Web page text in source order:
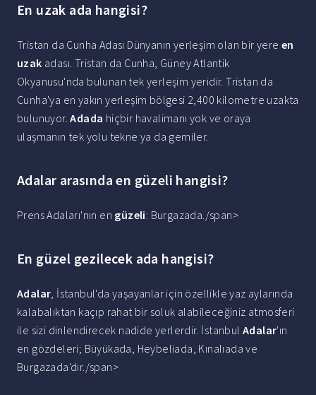
En uzak ada hangisi?
Tristan da Cunha Adası Dünyanın yerleşim olan bir yere en
uzak adası. Tristan da Cunha, Güney Atlantik
Okyanusu'nda bulunan tek yerleşim yeridir. Tristan da
Cunha'ya en yakın yerleşim bölgesi 2,400 kilometre uzakta
bulunuyor.Adada hiçbir havalimanı yok ve oraya
ulaşmanın tek yolu tekne ya da gemiler.
Adalar arasında en güzeli hangisi?
Prens Adaları'nın en güzeli: Burgazada./span>
En güzel gezilecek ada hangisi?
Adalar, İstanbul'da yaşayanlar için özellikle yaz aylarında
kalabalıktan kaçıp rahat bir soluk alabileceğiniz atmosferi
ile sizi dinlendirecek nadide yerlerdir. İstanbul Adalar'ın
en gözdeleri; Büyükada, Heybeliada, Kınalıada ve
Burgazada'dır./span>